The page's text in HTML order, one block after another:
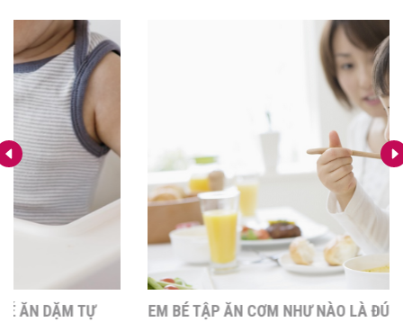
EM BÉ TẬP ĂN CƠM NHƯ NÀO LÀ ĐÚNG CÁCH? NẰM